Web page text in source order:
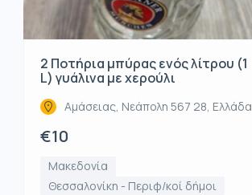
2 Ποτήρια μπύρας ενός λίτρου (1
L) γυάλινα με χερούλι
Αμάσειας, Νεάπολη 567 28, Ελλάδα
€10
Μακεδονία
Θεσσαλονίκη - Περιφ/κοί δήμοι